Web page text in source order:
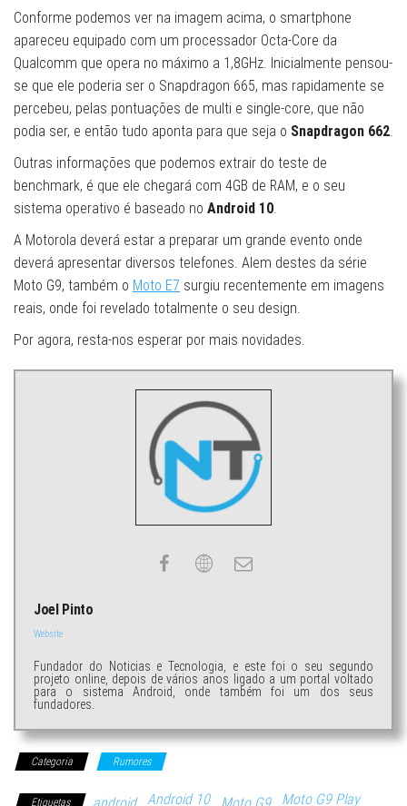
Conforme podemos ver na imagem acima, o smartphone
apareceu equipado com um processador Octa-Core da
Qualcomm que opera no máximo a 1,8GHz. Inicialmente pensou-
se que ele poderia ser o Snapdragon 665, mas rapidamente se
percebeu, pelas pontuações de multi e single-core, que não
podia ser, e então tudo aponta para que seja o Snapdragon 662.
Outras informações que podemos extrair do teste de
benchmark, é que ele chegará com 4GB de RAM, e o seu
sistema operativo é baseado no Android 10.
A Motorola deverá estar a preparar um grande evento onde
deverá apresentar diversos telefones. Alem destes da série
Moto G9, também o Moto E7 surgiu recentemente em imagens
reais, onde foi revelado totalmente o seu design.
Por agora, resta-nos esperar por mais novidades.
Joel Pinto
Website
Fundador do Noticias e Tecnologia, e este foi o seu segundo
projeto online, depois de vários anos ligado a um portal voltado
para o sistema Android, onde também foi um dos seus
fundadores.
Categoria Rumores
Etiquetas Android 10 Moto G9 Play